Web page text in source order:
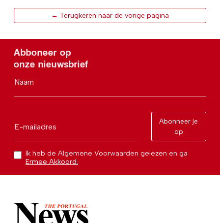
← Terugkeren naar de vorige pagina
Abboneer op
onze nieuwsbrief
Naam
E-mailadres
Abonneer je
op
Ik heb de Algemene Voorwaarden gelezen en ga
Ermee Akkoord.